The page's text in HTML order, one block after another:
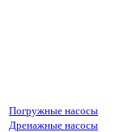
Погружные насосы
Дренажные насосы